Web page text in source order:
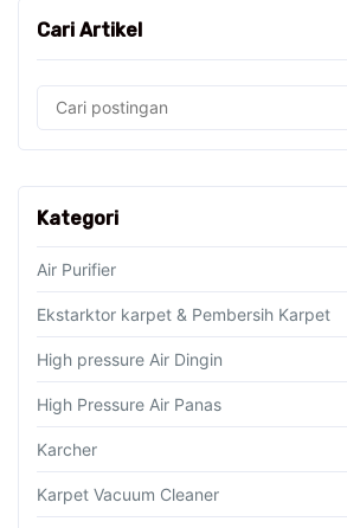
Cari Artikel
Kategori
Air Purifier
Ekstarktor karpet & Pembersih Karpet
High pressure Air Dingin
High Pressure Air Panas
Karcher
Karpet Vacuum Cleaner